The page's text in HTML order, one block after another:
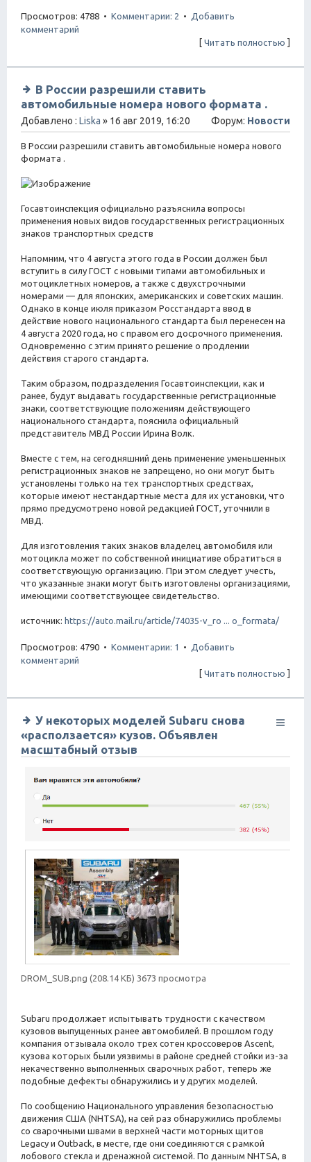
Просмотров: 4788 • Комментарии: 2 •
Добавить
комментарий
[ Читать полностью ]
В России разрешили ставить
автомобильные номера нового формата .
Добавлено : Liska » 16 авг 2019, 16:20 Форум: Новости
В России разрешили ставить автомобильные номера нового
формата .
Госавтоинспекция официально разъяснила вопросы
применения новых видов государственных регистрационных
знаков транспортных средств
Напомним, что 4 августа этого года в России должен был
вступить в силу ГОСТ с новыми типами автомобильных и
мотоциклетных номеров, а также с двухстрочными
номерами — для японских, американских и советских машин.
Однако в конце июля приказом Росстандарта ввод в
действие нового национального стандарта был перенесен на
4 августа 2020 года, но с правом его досрочного применения.
Одновременно с этим принято решение о продлении
действия старого стандарта.
Таким образом, подразделения Госавтоинспекции, как и
ранее, будут выдавать государственные регистрационные
знаки, соответствующие положениям действующего
национального стандарта, пояснила официальный
представитель МВД России Ирина Волк.
Вместе с тем, на сегодняшний день применение уменьшенных
регистрационных знаков не запрещено, но они могут быть
установлены только на тех транспортных средствах,
которые имеют нестандартные места для их установки, что
прямо предусмотрено новой редакцией ГОСТ, уточнили в
МВД.
Для изготовления таких знаков владелец автомобиля или
мотоцикла может по собственной инициативе обратиться в
соответствующую организацию. При этом следует учесть,
что указанные знаки могут быть изготовлены организациями,
имеющими соответствующее свидетельство.
источник: https://auto.mail.ru/article/74035-v_ro ... o_formata/
Просмотров: 4790 • Комментарии: 1 •
Добавить
комментарий
[ Читать полностью ]
У некоторых моделей Subaru снова
«расползается» кузов. Объявлен
масштабный отзыв
DROM_SUB.png (208.14 КБ) 3673 просмотра
Subaru продолжает испытывать трудности с качеством
кузовов выпущенных ранее автомобилей. В прошлом году
компания отзывала около трех сотен кроссоверов Ascent,
кузова которых были уязвимы в районе средней стойки из-за
некачественно выполненных сварочных работ, теперь же
подобные дефекты обнаружились и у других моделей.
По сообщению Национального управления безопасностью
движения США (NHTSA), на сей раз обнаружились проблемы
со сварочными швами в верхней части моторных щитов
Legacy и Outback, в месте, где они соединяются с рамкой
лобового стекла и дренажной системой. По данным NHTSA, в